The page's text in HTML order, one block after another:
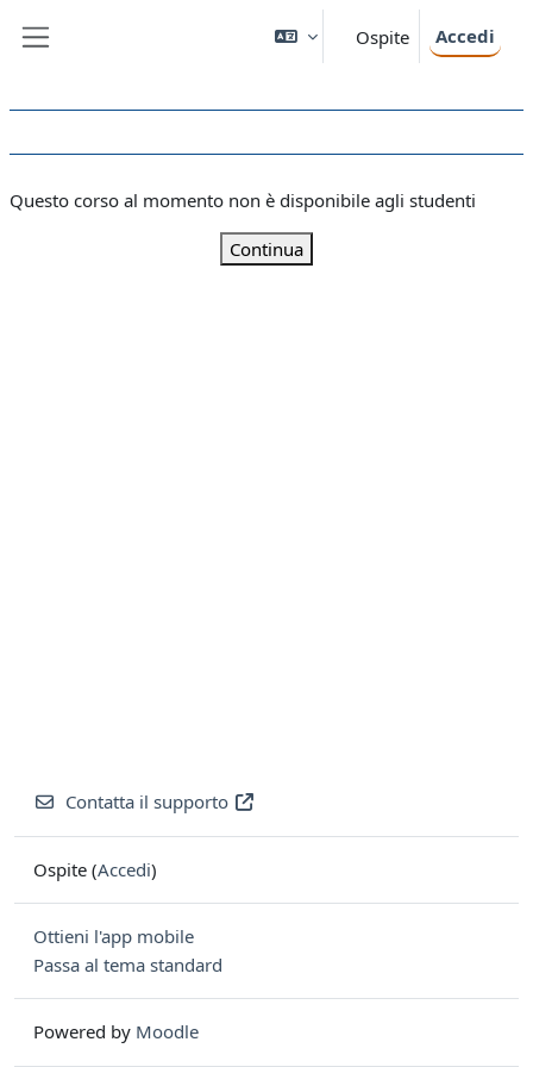
Ospite Accedi
Questo corso al momento non è disponibile agli studenti
Continua
Contatta il supporto
Ospite (Accedi)
Ottieni l'app mobile
Passa al tema standard
Powered by Moodle